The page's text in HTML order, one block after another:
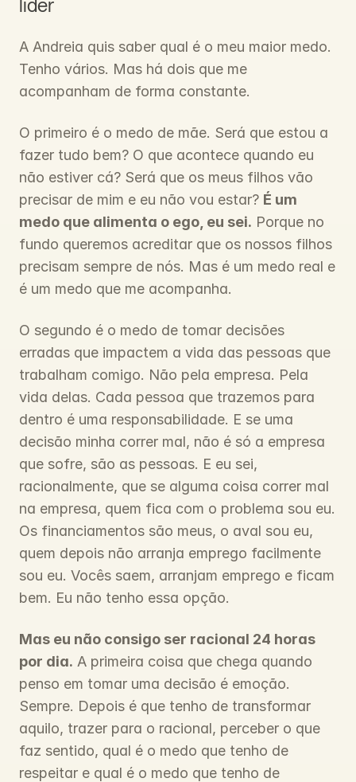
líder
A Andreia quis saber qual é o meu maior medo.
Tenho vários. Mas há dois que me
acompanham de forma constante.
O primeiro é o medo de mãe. Será que estou a
fazer tudo bem? O que acontece quando eu
não estiver cá? Será que os meus filhos vão
precisar de mim e eu não vou estar? É um
medo que alimenta o ego, eu sei. Porque no
fundo queremos acreditar que os nossos filhos
precisam sempre de nós. Mas é um medo real e
é um medo que me acompanha.
O segundo é o medo de tomar decisões
erradas que impactem a vida das pessoas que
trabalham comigo. Não pela empresa. Pela
vida delas. Cada pessoa que trazemos para
dentro é uma responsabilidade. E se uma
decisão minha correr mal, não é só a empresa
que sofre, são as pessoas. E eu sei,
racionalmente, que se alguma coisa correr mal
na empresa, quem fica com o problema sou eu.
Os financiamentos são meus, o aval sou eu,
quem depois não arranja emprego facilmente
sou eu. Vocês saem, arranjam emprego e ficam
bem. Eu não tenho essa opção.
Mas eu não consigo ser racional 24 horas
por dia. A primeira coisa que chega quando
penso em tomar uma decisão é emoção.
Sempre. Depois é que tenho de transformar
aquilo, trazer para o racional, perceber o que
faz sentido, qual é o medo que tenho de
respeitar e qual é o medo que tenho de